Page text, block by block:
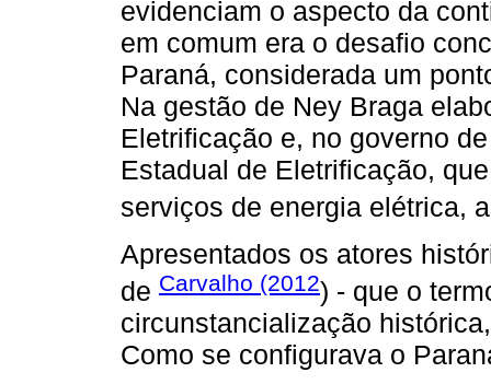
evidenciam o aspecto da
em comum era o desafio
Paraná, considerada um
Na gestão de Ney Braga
Eletrificação e, no governo
Estadual de Eletrificação,
serviços de energia elétrica,
Apresentados os atores
de Carvalho (2012) - que o
circunstancialização
Como se configurava o